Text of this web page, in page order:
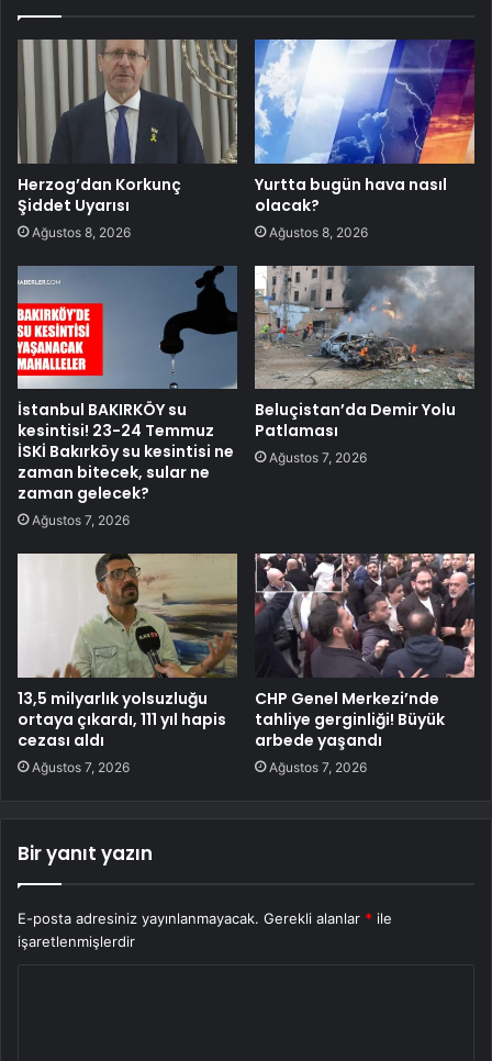
Herzog’dan Korkunç
Şiddet Uyarısı
Ağustos 8, 2026
Yurtta bugün hava nasıl
olacak?
Ağustos 8, 2026
İstanbul BAKIRKÖY su
kesintisi! 23-24 Temmuz
İSKİ Bakırköy su kesintisi ne
zaman bitecek, sular ne
zaman gelecek?
Ağustos 7, 2026
Beluçistan’da Demir Yolu
Patlaması
Ağustos 7, 2026
13,5 milyarlık yolsuzluğu
ortaya çıkardı, 111 yıl hapis
cezası aldı
Ağustos 7, 2026
CHP Genel Merkezi’nde
tahliye gerginliği! Büyük
arbede yaşandı
Ağustos 7, 2026
Bir yanıt yazın
E-posta adresiniz yayınlanmayacak. Gerekli alanlar * ile
işaretlenmişlerdir